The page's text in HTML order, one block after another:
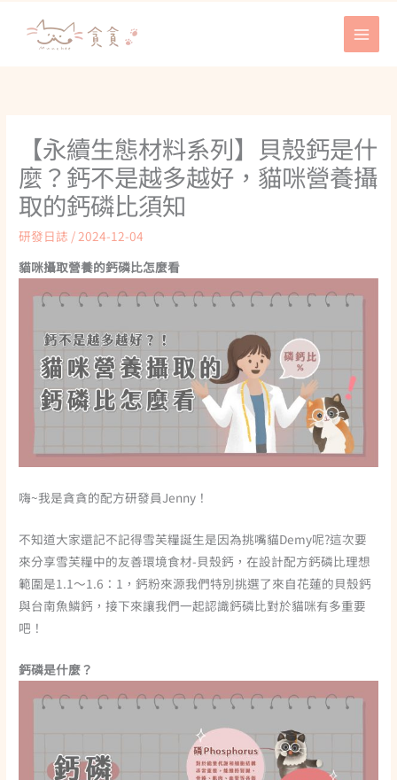
【永續生態材料系列】貝殼鈣是什
麼？鈣不是越多越好，貓咪營養攝
取的鈣磷比須知
研發日誌 / 2024-12-04
貓咪攝取營養的鈣磷比怎麼看
嗨~我是貪貪的配方研發員Jenny！
不知道大家還記不記得雪芙糧誕生是因為挑嘴貓Demy呢?這次要
來分享雪芙糧中的友善環境食材-貝殼鈣，在設計配方鈣磷比理想
範圍是1.1～1.6：1，鈣粉來源我們特別挑選了來自花蓮的貝殼鈣
與台南魚鱗鈣，接下來讓我們一起認識鈣磷比對於貓咪有多重要
吧！
鈣磷是什麼？